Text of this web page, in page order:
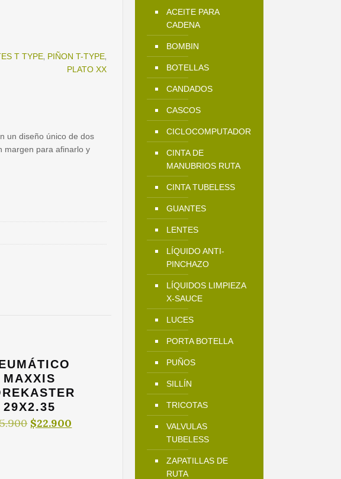
T TYPE, PIÑON T-TYPE,
PLATO XX
un diseño único de dos
margen para afinarlo y
MAXXIS
29X2.35
El
$22.900
ACEITE PARA
CADENA
BOMBIN
BOTELLAS
CANDADOS
CASCOS
CICLOCOMPUTADOR
CINTA DE
MANUBRIOS RUTA
CINTA TUBELESS
GUANTES
LENTES
LÍQUIDO ANTI-
PINCHAZO
LÍQUIDOS LIMPIEZA
X-SAUCE
LUCES
PORTA BOTELLA
PUÑOS
SILLÍN
TRICOTAS
VALVULAS
TUBELESS
ZAPATILLAS DE
RUTA